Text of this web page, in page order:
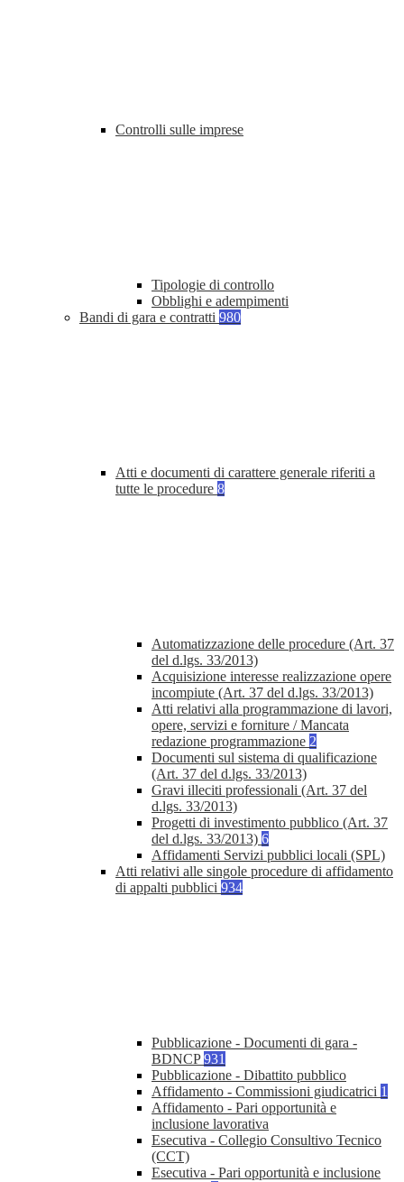
Controlli sulle imprese
Tipologie di controllo
Obblighi e adempimenti
Bandi di gara e contratti 980
Atti e documenti di carattere generale riferiti a
tutte le procedure 8
Automatizzazione delle procedure (Art. 37
del d.lgs. 33/2013)
Acquisizione interesse realizzazione opere
incompiute (Art. 37 del d.lgs. 33/2013)
Atti relativi alla programmazione di lavori,
opere, servizi e forniture / Mancata
redazione programmazione 2
Documenti sul sistema di qualificazione
(Art. 37 del d.lgs. 33/2013)
Gravi illeciti professionali (Art. 37 del
d.lgs. 33/2013)
Progetti di investimento pubblico (Art. 37
del d.lgs. 33/2013) 6
Affidamenti Servizi pubblici locali (SPL)
Atti relativi alle singole procedure di affidamento
di appalti pubblici 934
Pubblicazione - Documenti di gara -
BDNCP931
Pubblicazione - Dibattito pubblico
Affidamento - Commissioni giudicatrici 1
Affidamento - Pari opportunità e
inclusione lavorativa
Esecutiva - Collegio Consultivo Tecnico
(CCT)
Esecutiva - Pari opportunità e inclusione